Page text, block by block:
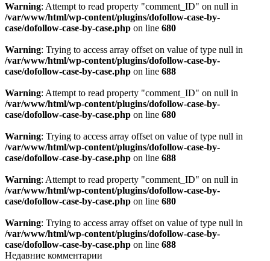
Warning: Attempt to read property "comment_ID" on null in
/var/www/html/wp-content/plugins/dofollow-case-by-
case/dofollow-case-by-case.php on line 680
Warning: Trying to access array offset on value of type null in
/var/www/html/wp-content/plugins/dofollow-case-by-
case/dofollow-case-by-case.php on line 688
Warning: Attempt to read property "comment_ID" on null in
/var/www/html/wp-content/plugins/dofollow-case-by-
case/dofollow-case-by-case.php on line 680
Warning: Trying to access array offset on value of type null in
/var/www/html/wp-content/plugins/dofollow-case-by-
case/dofollow-case-by-case.php on line 688
Warning: Attempt to read property "comment_ID" on null in
/var/www/html/wp-content/plugins/dofollow-case-by-
case/dofollow-case-by-case.php on line 680
Warning: Trying to access array offset on value of type null in
/var/www/html/wp-content/plugins/dofollow-case-by-
case/dofollow-case-by-case.php on line 688
Недавние комментарии